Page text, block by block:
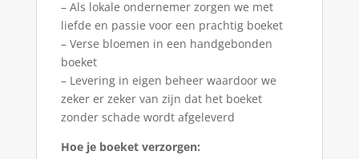
– Als lokale ondernemer zorgen we met
liefde en passie voor een prachtig boeket
– Verse bloemen in een handgebonden
boeket
– Levering in eigen beheer waardoor we
zeker er zeker van zijn dat het boeket
zonder schade wordt afgeleverd
Hoe je boeket verzorgen: